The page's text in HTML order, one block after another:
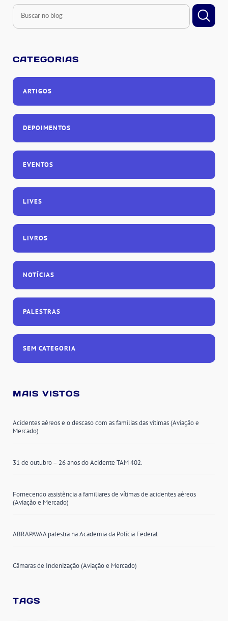
CATEGORIAS
ARTIGOS
DEPOIMENTOS
EVENTOS
LIVES
LIVROS
NOTÍCIAS
PALESTRAS
SEM CATEGORIA
MAIS VISTOS
Acidentes aéreos e o descaso com as famílias das vítimas (Aviação e
Mercado)
31 de outubro – 26 anos do Acidente TAM 402.
Fornecendo assistência a familiares de vítimas de acidentes aéreos
(Aviação e Mercado)
ABRAPAVAA palestra na Academia da Polícia Federal
Câmaras de Indenização (Aviação e Mercado)
TAGS